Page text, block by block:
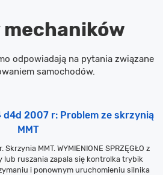
mechaników
odpowiadają na pytania związane
samochodów.
d4d 2007 r: Problem ze skrzynią
MMT
MMT. WYMIENIONE SPRZĘGŁO z
lub ruszania zapala się kontrolka trybik
i ponownym uruchomieniu silnika